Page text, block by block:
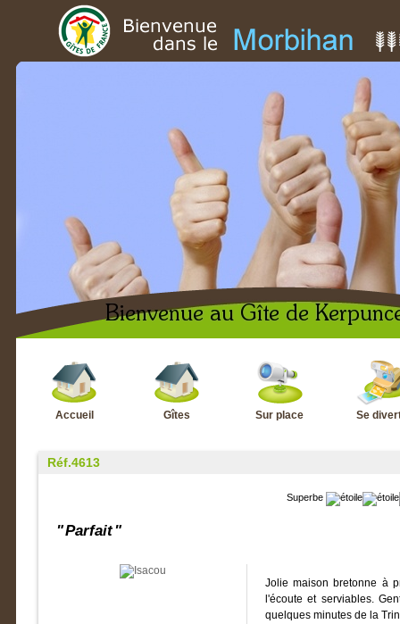
Accueil Gîtes Sur place Se
Réf.4613
Superbe
Parfait
Jolie maison bretonne à
l'écoute et serviables.
quelques minutes de la